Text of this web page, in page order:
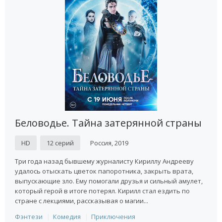
Беловодье. Тайна затерянной страны
HD 12 серий Россия, 2019
Три года назад бывшему журналисту Кириллу Андрееву
удалось отыскать цветок папоротника, закрыть врата,
выпускающие зло. Ему помогали друзья и сильный амулет,
который герой в итоге потерял. Кирилл стал ездить по
стране с лекциями, рассказывая о магии...
Фэнтези
Комедия Приключения